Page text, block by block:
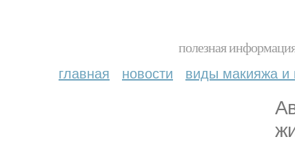
полезная
главная новости виды макияжа и